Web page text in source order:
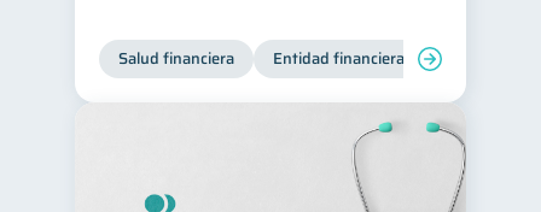
Salud financiera Entidad financiera